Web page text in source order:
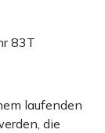
83T
laufenden
die